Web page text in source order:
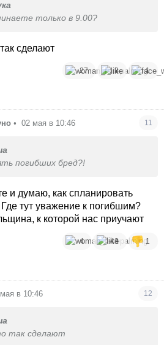
только в 9.00?
сделают
27 3 1
• 02 мая в 10:46 11
погибших бред?!
и думаю, как спланировать
тут уважение к погибшим?
к которой нас приучают
4 43 1
в 10:46 12
так сделают